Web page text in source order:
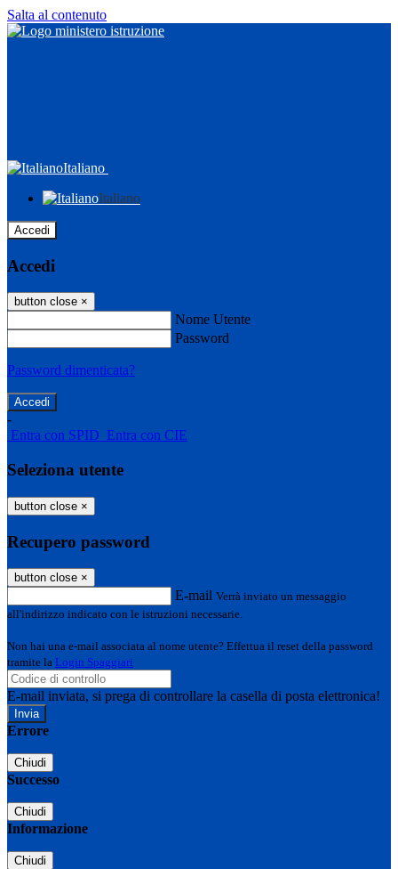
Salta al contenuto
Italiano
Italiano
Accedi
Accedi
button close ×
Nome Utente
Password
Password dimenticata?
-
Entra con SPID Entra con CIE
Seleziona utente
button close ×
Recupero password
button close ×
E-mail Verrà inviato un messaggio
all'indirizzo indicato con le istruzioni necessarie.
Non hai una e-mail associata al nome utente? Effettua il reset della password
tramite la Login Spaggiari
E-mail inviata, si prega di controllare la casella di posta elettronica!
Errore
Chiudi
Successo
Chiudi
Informazione
Chiudi